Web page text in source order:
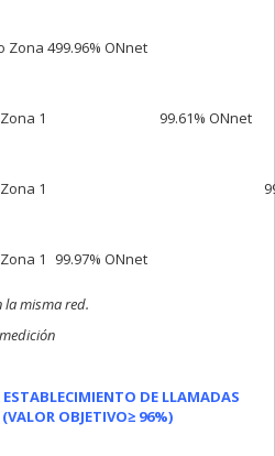
Zona 499.96% ONnet
1 99.61% ONnet
1
1 99.97% ONnet
la misma red.
DE LLAMADAS
(VALOR OBJETIVO≥ 96%)